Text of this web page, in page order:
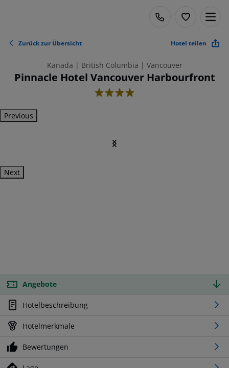
Zurück zur Übersicht Hotel teilen
Kanada | British Columbia | Vancouver
Pinnacle Hotel Vancouver Harbourfront
4
Previous
Next
Angebote
Hotelbeschreibung
Hotelmerkmale
Bewertungen